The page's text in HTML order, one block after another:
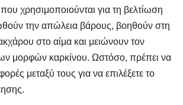
χρησιμοποιούνται για τη βελτίωση
την απώλεια βάρους, βοηθούν στη
στο αίμα και μειώνουν τον
μορφών καρκίνου. Ωστόσο, πρέπει να
μεταξύ τους για να επιλέξετε το